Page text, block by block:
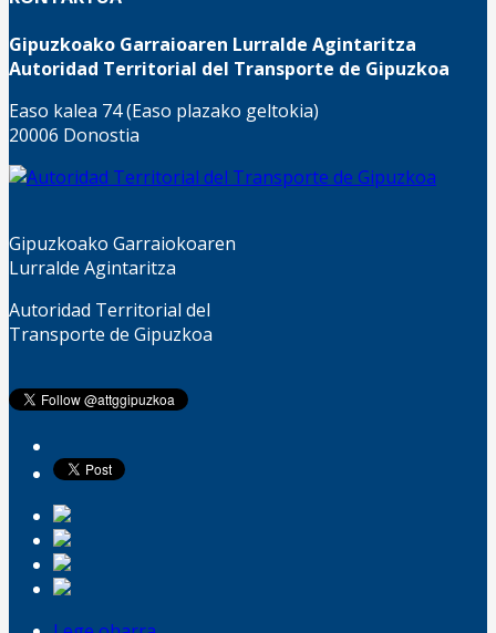
Gipuzkoako Garraioaren Lurralde Agintaritza
Autoridad Territorial del Transporte de Gipuzkoa
Easo kalea 74 (Easo plazako geltokia)
20006 Donostia
Gipuzkoako Garraiokoaren
Lurralde Agintaritza
Autoridad Territorial del
Transporte de Gipuzkoa